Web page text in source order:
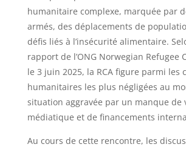
humanitaire complexe, marquée par
armés, des déplacements de
défis liés à l’insécurité alimentaire.
rapport de l’ONG Norwegian Refugee
le 3 juin 2025, la RCA figure parmi les
humanitaires les plus négligées au
situation aggravée par un manque de
médiatique et de financements
Au cours de cette rencontre, les